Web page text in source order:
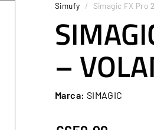
Simufy / Simagic FX Pro
–
Marca: SIMAGIC